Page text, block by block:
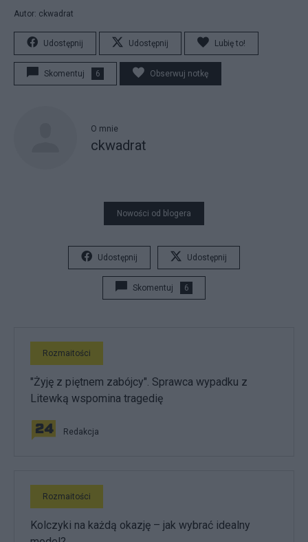
Autor: ckwadrat
Udostępnij Udostępnij Lubię to!
Skomentuj 6 Obserwuj notkę
O mnie
ckwadrat
Nowości od blogera
Udostępnij Udostępnij
Skomentuj 6
Rozmaitości
"Żyję z piętnem zabójcy". Sprawca wypadku z
Litewką wspomina tragedię
Redakcja
Rozmaitości
Kolczyki na każdą okazję – jak wybrać idealny